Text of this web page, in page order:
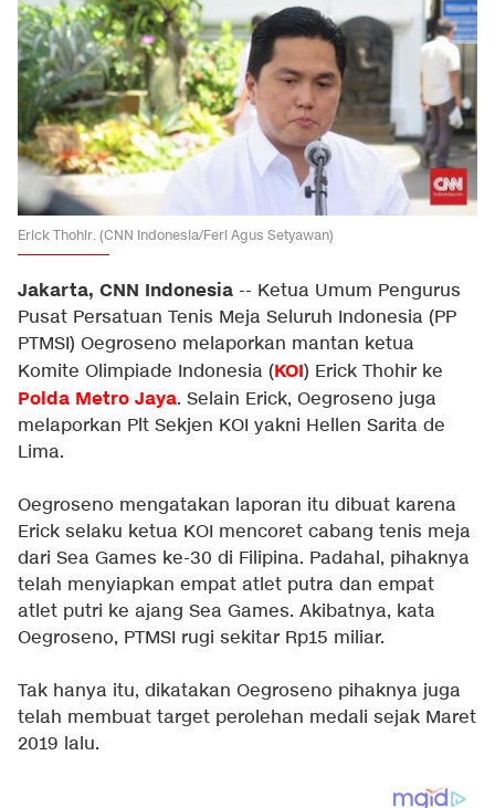
Erick Thohir. (CNN Indonesia/Feri Agus Setyawan)
Jakarta, CNN Indonesia -- Ketua Umum Pengurus
Pusat Persatuan Tenis Meja Seluruh Indonesia (PP
PTMSI) Oegroseno melaporkan mantan ketua
Komite Olimpiade Indonesia (KOI) Erick Thohir ke
Polda Metro Jaya. Selain Erick, Oegroseno juga
melaporkan Plt Sekjen KOI yakni Hellen Sarita de
Lima.
Oegroseno mengatakan laporan itu dibuat karena
Erick selaku ketua KOI mencoret cabang tenis meja
dari Sea Games ke-30 di Filipina. Padahal, pihaknya
telah menyiapkan empat atlet putra dan empat
atlet putri ke ajang Sea Games. Akibatnya, kata
Oegroseno, PTMSI rugi sekitar Rp15 miliar.
Tak hanya itu, dikatakan Oegroseno pihaknya juga
telah membuat target perolehan medali sejak Maret
2019 lalu.